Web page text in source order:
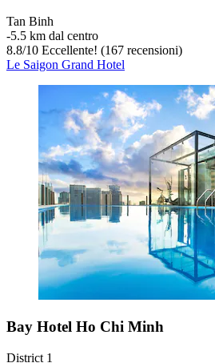
Tan Binh
‐5.5 km dal centro
8.8/10 Eccellente! (167 recensioni)
Le Saigon Grand Hotel
Bay Hotel Ho Chi Minh
District 1